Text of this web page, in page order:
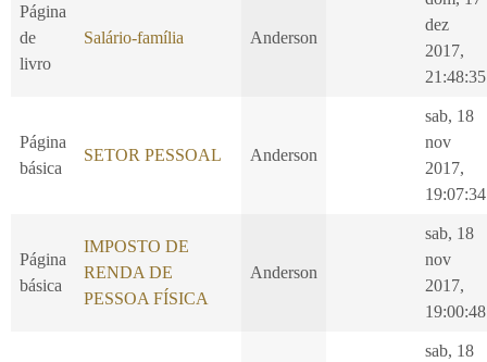
Página
de
livro
Salário-família Anderson
dez
2017,
21:48:35
Página
básica
SETOR PESSOAL Anderson
sab, 18
nov
2017,
19:07:34
Página
básica
IMPOSTO DE
RENDA DE
PESSOA FÍSICA
Anderson
sab, 18
nov
2017,
19:00:48
sab, 18